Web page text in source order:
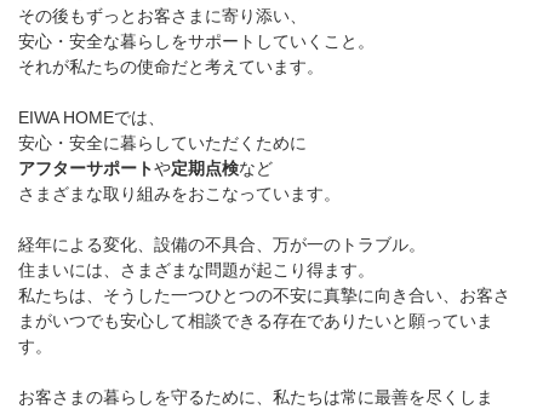
その後もずっとお客さまに寄り添い、
安心・安全な暮らしをサポートしていくこと。
それが私たちの使命だと考えています。
EIWA HOMEでは、
安心・安全に暮らしていただくために
アフターサポートや定期点検など
さまざまな取り組みをおこなっています。
経年による変化、設備の不具合、万が一のトラブル。
住まいには、さまざまな問題が起こり得ます。
私たちは、そうした一つひとつの不安に真摯に向き合い、お客さ
まがいつでも安心して相談できる存在でありたいと願っていま
す。
お客さまの暮らしを守るために、私たちは常に最善を尽くしま